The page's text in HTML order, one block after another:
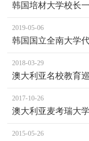
韩国培材大学校长
2019-05-06
韩国国立全南大学
2018-03-29
澳大利亚名校教育
2017-10-26
澳大利亚麦考瑞大
2015-05-26